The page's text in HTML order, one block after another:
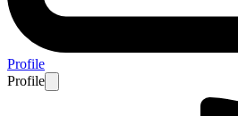
Profile
Profile